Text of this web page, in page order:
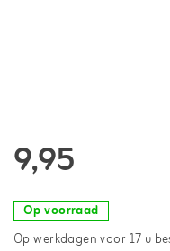
9,95
Op voorraad
Op werkdagen voor 17 u